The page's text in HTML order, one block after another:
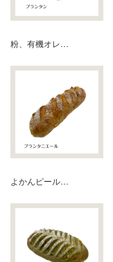
粉、有機オレ…
よかんピール…